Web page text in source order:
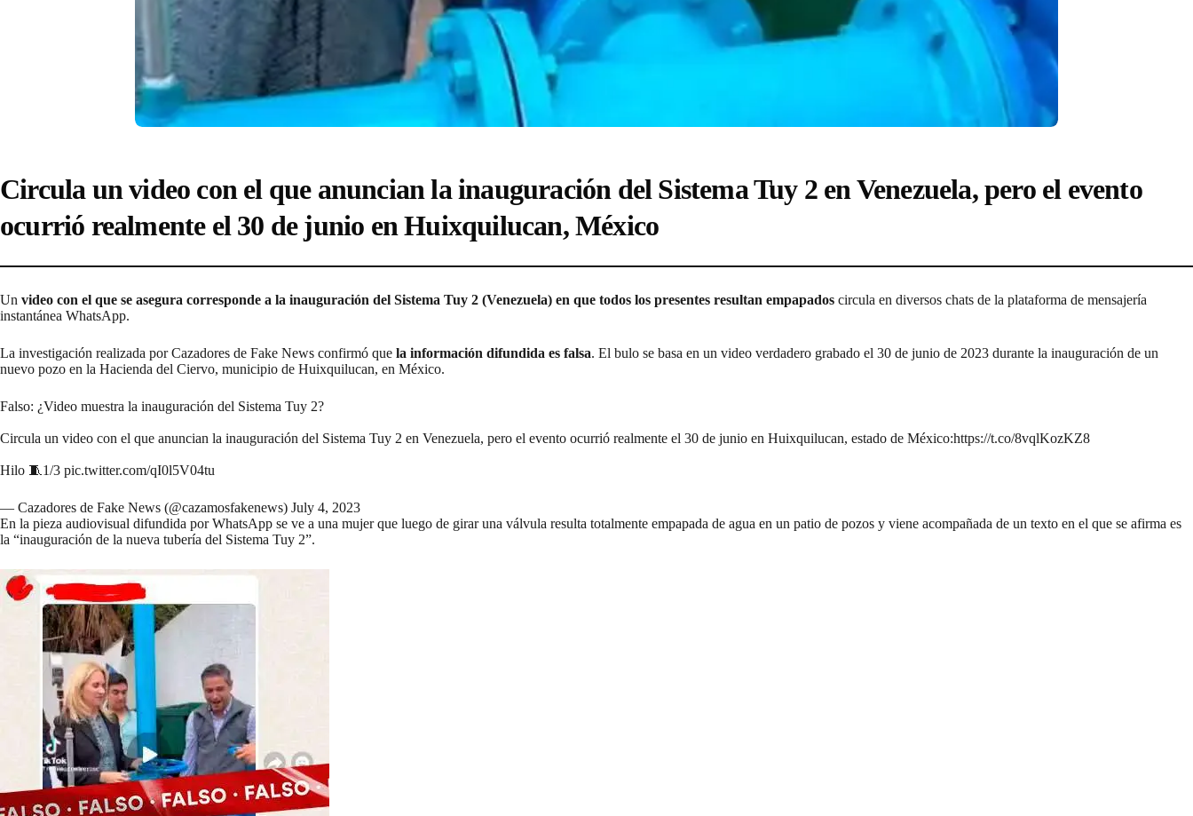
Circula un video con el que anuncian la inauguración del Sistema Tuy 2 en Venezuela, pero el evento
ocurrió realmente el 30 de junio en Huixquilucan, México
Un video con el que se asegura corresponde a la inauguración del Sistema Tuy 2 (Venezuela) en que todos los presentes resultan empapados circula en diversos chats de la plataforma de mensajería
instantánea WhatsApp.
La investigación realizada por Cazadores de Fake News confirmó que la información difundida es falsa. El bulo se basa en un video verdadero grabado el 30 de junio de 2023 durante la inauguración de un
nuevo pozo en la Hacienda del Ciervo, municipio de Huixquilucan, en México.
Falso: ¿Video muestra la inauguración del Sistema Tuy 2?
Circula un video con el que anuncian la inauguración del Sistema Tuy 2 en Venezuela, pero el evento ocurrió realmente el 30 de junio en Huixquilucan, estado de México:https://t.co/8vqlKozKZ8
Hilo 🧵1/3 pic.twitter.com/qI0l5V04tu
— Cazadores de Fake News (@cazamosfakenews) July 4, 2023
En la pieza audiovisual difundida por WhatsApp se ve a una mujer que luego de girar una válvula resulta totalmente empapada de agua en un patio de pozos y viene acompañada de un texto en el que se afirma es
la “inauguración de la nueva tubería del Sistema Tuy 2”.